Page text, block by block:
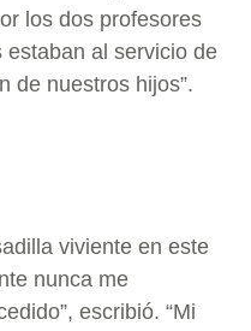
los dos profesores
al servicio de
de nuestros hijos”.
viviente en este
nunca me
escribió. “Mi